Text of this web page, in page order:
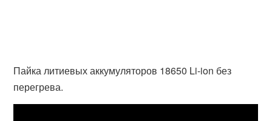
Пайка литиевых аккумуляторов 18650 Li-ion без
перегрева.